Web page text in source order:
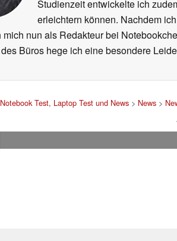
Studienzeit entwickelte ich
erleichtern können. Nachdem
nun als Redakteur bei
Büros hege ich eine besondere
Notebook Test, Laptop Test und News > News >